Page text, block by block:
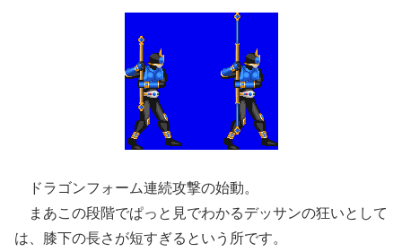
ドラゴンフォーム連続攻撃の始動。
まあこの段階でぱっと見でわかるデッサンの狂いとして
は、膝下の長さが短すぎるという所です。